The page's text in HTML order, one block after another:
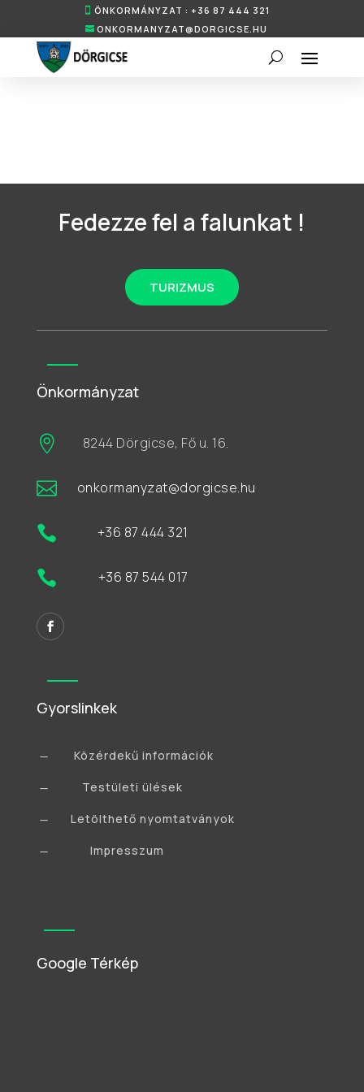
ÖNKORMÁNYZAT : +36 87 444 321
ONKORMANYZAT@DORGICSE.HU
Fedezze fel a falunkat !
TURIZMUS
Önkormányzat
 8244 Dörgicse, Fő u. 16.
 onkormanyzat@dorgicse.hu
 +36 87 444 321
 +36 87 544 017
Gyorslinkek
K Közérdekű információk
K Testületi ülések
K Letölthető nyomtatványok
K Impresszum
Google Térkép